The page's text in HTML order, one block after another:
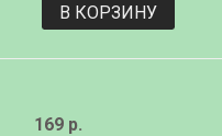
В КОРЗИНУ
169 р.